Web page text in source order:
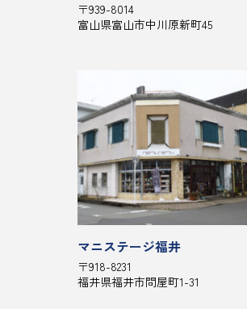
〒939-8014
富山県富山市中川原新町45
マニステージ福井
〒918-8231
福井県福井市問屋町1-31